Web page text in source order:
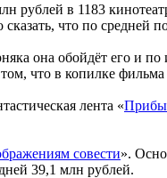
рублей в 1183
что по средней
она обойдёт его и
что в копилке
лента «
совести».
39,1 млн рублей.